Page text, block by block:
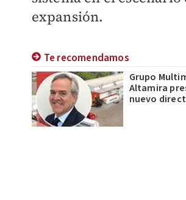
expansión.
Te recomendamos
Grupo
Altamira
nuevo